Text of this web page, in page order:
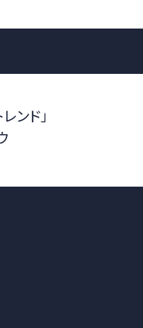
ンド」